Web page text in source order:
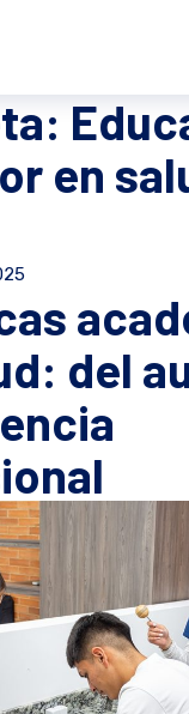
en
del